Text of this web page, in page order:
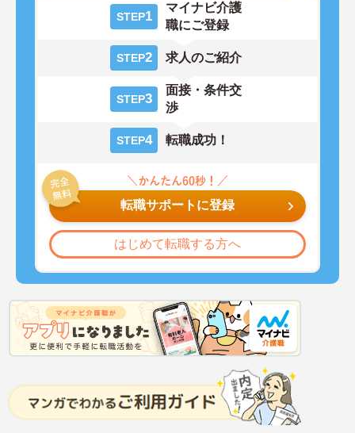
STEP1
マイナビ介護
職にご登録
STEP2 求人のご紹介
STEP3
面接・条件交
渉
STEP4 転職成功！
転職サポートに登録
はじめて転職する方へ